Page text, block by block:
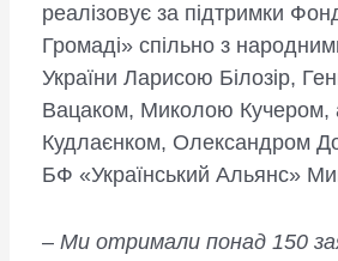
реалізовує за підтримки
Громаді» спільно з
України Ларисою Білозір,
Вацаком, Миколою Кучером,
Кудлаєнком, Олександром
БФ «Український Альянс»
– Ми отримали понад 150